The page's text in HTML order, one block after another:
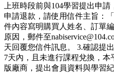
上班時段前與104學習提出申
申請退款，請使用信件主旨：
件內容寫明購買人姓名、訂單
原因，郵件至
天回覆您信件訊息。 3.確認提
7天內，且未進行課程兌換，
版廠商，提出會員資料與學習